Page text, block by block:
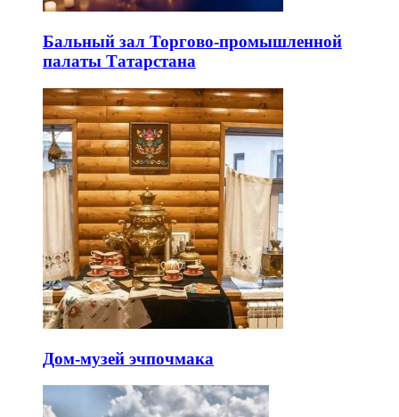
Бальный зал Торгово-промышленной
палаты Татарстана
Дом-музей эчпочмака